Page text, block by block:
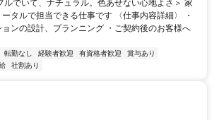
ルでいて、ナチュラル。色あせない心地よさ＞ 家
タルで担当できる仕事です 〈仕事内容詳細〉 ・
ンの設計、プランニング ・ご契約後のお客様へ
転勤なし 経験者歓迎 有資格者歓迎
賞与あり
社割あり